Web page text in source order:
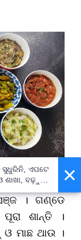
। ଗଣ୍ଡେ
ଶାନ୍ତି ।
ମାଛ ଥାଉ ।
×
ସୁଧୁରିନି, ଏପଟେ
ଶାଖା, ବଢ଼ୁଛି